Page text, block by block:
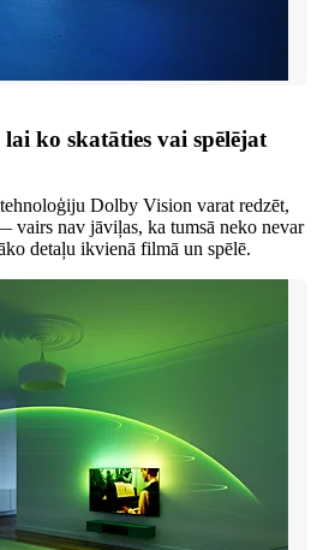
ko skatāties vai spēlējat
Dolby Vision varat redzēt,
vairs nav jāviļas, ka tumsā neko nevar
detaļu ikvienā filmā un spēlē.